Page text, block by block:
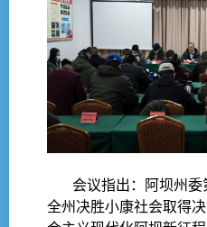
会议指出：阿坝州委
全州决胜小康社会取得